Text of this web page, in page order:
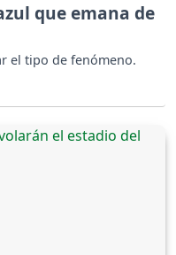
que emana de
el tipo de fenómeno.